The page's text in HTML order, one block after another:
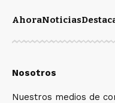
AhoraNoticias
Nosotros
Nuestros medios de